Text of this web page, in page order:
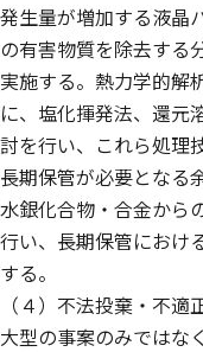
発生量が増加する液晶
の有害物質を除去する
実施する。熱力学的解
に、塩化揮発法、還元
討を行い、これら処理
長期保管が必要となる
水銀化合物・合金から
行い、長期保管におけ
する。
（４）不法投棄・不
大型の事案のみではな